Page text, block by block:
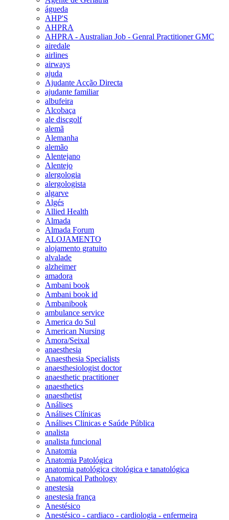
águeda
AHP'S
AHPRA
AHPRA - Australian Job - Genral Practitioner GMC
airedale
airlines
airways
ajuda
Ajudante Acção Directa
ajudante familiar
albufeira
Alcobaça
ale discgolf
alemã
Alemanha
alemão
Alentejano
Alentejo
alergologia
alergologista
algarve
Algés
Allied Health
Almada
Almada Forum
ALOJAMENTO
alojamento gratuito
alvalade
alzheimer
amadora
Ambani book
Ambani book id
Ambanibook
ambulance service
America do Sul
American Nursing
Amora/Seixal
anaesthesia
Anaesthesia Specialists
anaesthesiologist doctor
anaesthetic practitioner
anaesthetics
anaesthetist
Análises
Análises Clínicas
Análises Clinicas e Saúde Pública
analista
analista funcional
Anatomia
Anatomia Patológica
anatomia patológica citológica e tanatológica
Anatomical Pathology
anestesia
anestesia frança
Anestésico
Anestésico - cardiaco - cardiologia - enfermeira